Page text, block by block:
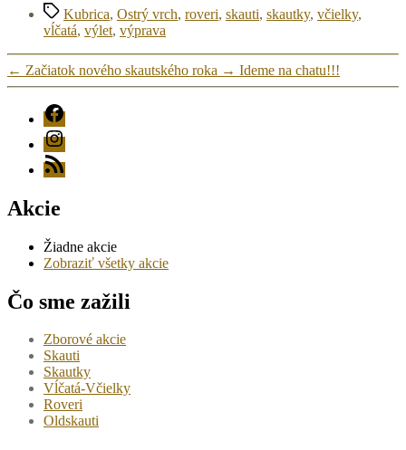
ZnačkyKubrica, Ostrý vrch, roveri, skauti, skautky, včielky,
vĺčatá, výlet, výprava
← Začiatok nového skautského roka → Ideme na chatu!!!
FB
Instagram
RSS
Akcie
Žiadne akcie
Zobraziť všetky akcie
Čo sme zažili
Zborové akcie
Skauti
Skautky
Vĺčatá-Včielky
Roveri
Oldskauti